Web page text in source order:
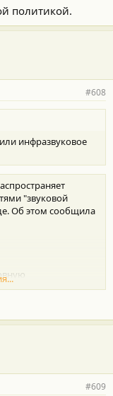
политикой.
#608
инфразвуковое
"звуковой
Об этом сообщила
грубой
беспорядки на
Сербии.
в отставку ,
#609